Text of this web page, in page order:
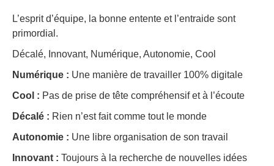
L’esprit d’équipe, la bonne entente et l’entraide sont
primordial.
Décalé, Innovant, Numérique, Autonomie, Cool
Numérique : Une manière de travailler 100% digitale
Cool : Pas de prise de tête compréhensif et à l’écoute
Décalé : Rien n’est fait comme tout le monde
Autonomie : Une libre organisation de son travail
Innovant : Toujours à la recherche de nouvelles idées